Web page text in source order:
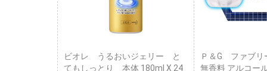
ビオレ うるおいジェリー と
てもしっとり 本体 180ml X 24
Ｐ＆G ファブリ
無香料 アルコー